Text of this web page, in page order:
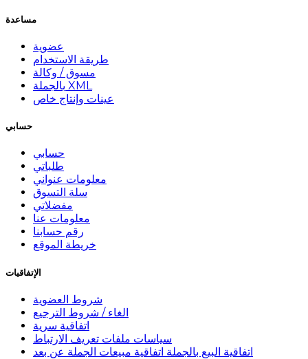
مساعدة
عضوية
طريقة الاستخدام
مسوق / وكالة
بالجملة XML
عينات وإنتاج خاص
حسابي
حسابي
طلباتي
معلومات عنواني
سلة التسوق
مفضلاتي
معلومات عنا
رقم حسابنا
خريطة الموقع
الإتفاقيات
شروط العضوية
الغاء / شروط الترجيع
اتفاقية سرية
سياسات ملفات تعريف الارتباط
اتفاقية البيع بالجملة اتفاقية مبيعات الجملة عن بعد